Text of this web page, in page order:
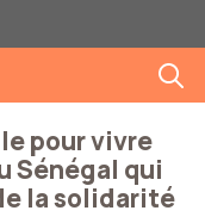
pour vivre
Sénégal qui
la solidarité